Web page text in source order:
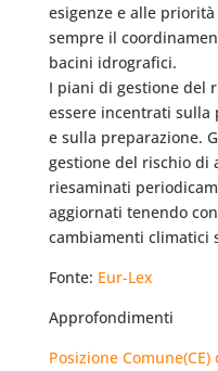
esigenze e alle
sempre il
bacini idrografici.
I piani di gestione del
essere incentrati sulla
e sulla preparazione.
gestione del rischio di
riesaminati
aggiornati tenendo
cambiamenti climatici
Fonte: Eur-Lex
Approfondimenti
Posizione